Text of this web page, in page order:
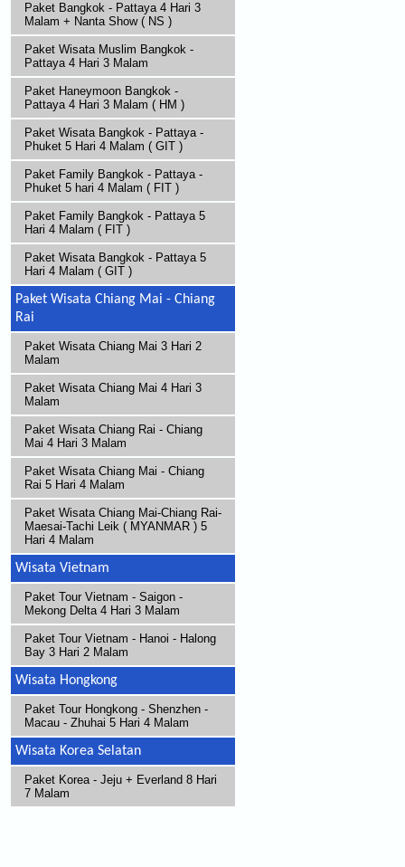
Paket Bangkok - Pattaya 4 Hari 3
Malam + Nanta Show ( NS )
Paket Wisata Muslim Bangkok -
Pattaya 4 Hari 3 Malam
Paket Haneymoon Bangkok -
Pattaya 4 Hari 3 Malam ( HM )
Paket Wisata Bangkok - Pattaya -
Phuket 5 Hari 4 Malam ( GIT )
Paket Family Bangkok - Pattaya -
Phuket 5 hari 4 Malam ( FIT )
Paket Family Bangkok - Pattaya 5
Hari 4 Malam ( FIT )
Paket Wisata Bangkok - Pattaya 5
Hari 4 Malam ( GIT )
Paket Wisata Chiang Mai - Chiang
Rai
Paket Wisata Chiang Mai 3 Hari 2
Malam
Paket Wisata Chiang Mai 4 Hari 3
Malam
Paket Wisata Chiang Rai - Chiang
Mai 4 Hari 3 Malam
Paket Wisata Chiang Mai - Chiang
Rai 5 Hari 4 Malam
Paket Wisata Chiang Mai-Chiang Rai-
Maesai-Tachi Leik ( MYANMAR ) 5
Hari 4 Malam
Wisata Vietnam
Paket Tour Vietnam - Saigon -
Mekong Delta 4 Hari 3 Malam
Paket Tour Vietnam - Hanoi - Halong
Bay 3 Hari 2 Malam
Wisata Hongkong
Paket Tour Hongkong - Shenzhen -
Macau - Zhuhai 5 Hari 4 Malam
Wisata Korea Selatan
Paket Korea - Jeju + Everland 8 Hari
7 Malam